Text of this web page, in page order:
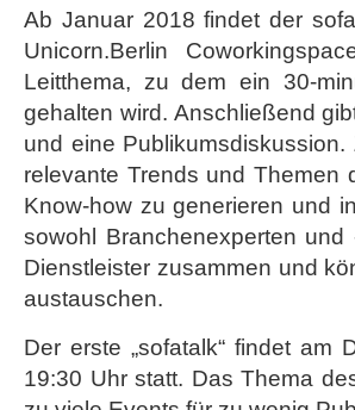
Ab Januar 2018 findet der
Unicorn.Berlin
Leitthema, zu dem ein 30-
gehalten wird. Anschließend
und eine
relevante Trends und Themen
Know-how zu generieren und
sowohl Branchenexperten
Dienstleister zusammen und
austauschen.
Der erste „sofatalk“ findet
19:30 Uhr statt. Das Thema